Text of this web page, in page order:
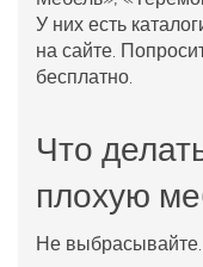
У них есть
на сайте.
бесплатно.
Что
плохую
Не